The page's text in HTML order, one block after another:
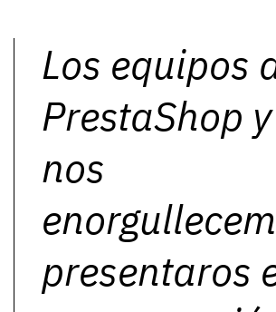
Los equipos
PrestaShop
nos
presentaros